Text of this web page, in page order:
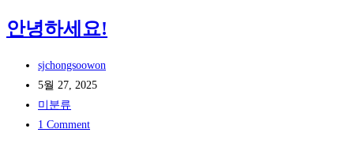
하
요!
안녕하세요!
Post
author:
sjchongsoowon
Post
published:
5월 27, 2025
Post
category:
미분류
Post
1 Comment